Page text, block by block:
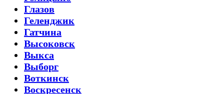
Глазов
Геленджик
Гатчина
Высоковск
Выкса
Выборг
Воткинск
Воскресенск